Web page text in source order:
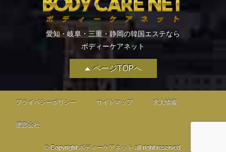
ページTOPへ
愛知・岐阜・三重・静岡の韓国エステなら
ボディーケアネット
プライバシーポリシー サイトマップ 求人情報
運営会社
© Copyright ボディーケアネット all right reserved.